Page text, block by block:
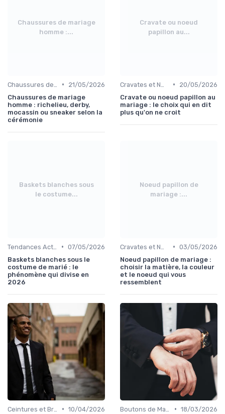
Chaussures de mariage
homme :...
•
21/05/2026
Chaussures de mariage
homme : richelieu, derby,
mocassin ou sneaker selon la
cérémonie
Cravate ou noeud
papillon au...
•
20/05/2026
Cravate ou noeud papillon au
mariage : le choix qui en dit
plus qu'on ne croit
Baskets blanches sous
le costume...
• 07/05/2026
Baskets blanches sous le
costume de marié : le
phénomène qui divise en
2026
Noeud papillon de
mariage :...
• 03/05/2026
Noeud papillon de mariage :
choisir la matière, la couleur
et le noeud qui vous
ressemblent
• 10/04/2026
• 18/03/2026